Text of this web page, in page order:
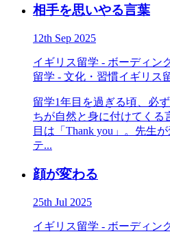
相手を思いやる言葉
12th Sep 2025
イギリス留学 - ボーディン
留学 - 文化・習慣イギリス
留学1年目を過ぎる頃、必
ちが自然と身に付けてくる
目は「Thank you」。先生
テ...
顔が変わる
25th Jul 2025
イギリス留学 - ボーディン